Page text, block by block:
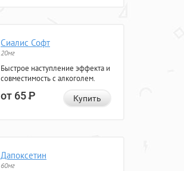
Сиалис Софт
20мг
Быстрое наступление эффекта и
совместимость с алкоголем.
от 65Р Купить
Дапоксетин
60мг